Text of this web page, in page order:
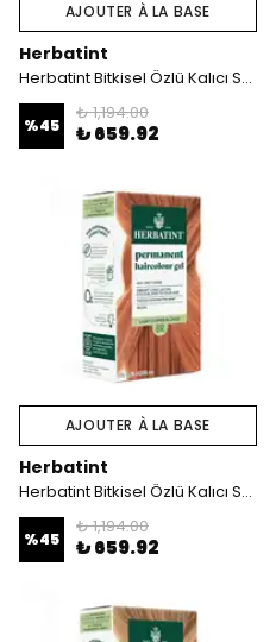
AJOUTER À LA BASE
Herbatint
Herbatint Bitkisel Özlü Kalıcı Saç Boyası | Koyu Küllü Kumral (Dark Ash Blonde 6C) 170 ml
%45
₺ 1,194.00
₺ 659.92
AJOUTER À LA BASE
Herbatint
Herbatint Bitkisel Özlü Kalıcı Saç Boyası | Açık Bakır Kumral (Light Copper Blonde 8R) 170 ml
%45
₺ 1,194.00
₺ 659.92